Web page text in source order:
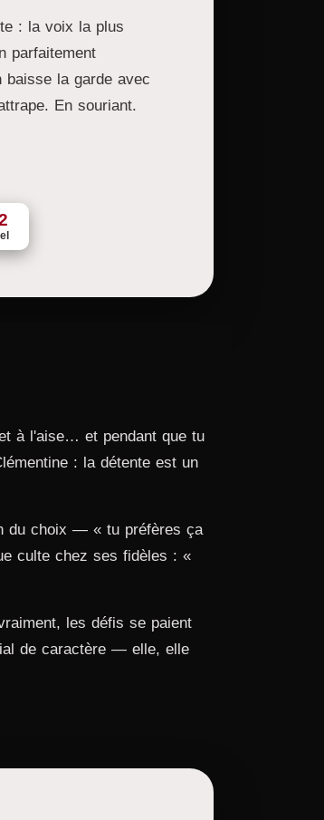
: la voix la plus
parfaitement
la garde avec
En souriant.
à l'aise… et pendant que tu
: la détente est un
du choix — « tu préfères ça
culte chez ses fidèles : «
les défis se paient
de caractère — elle, elle